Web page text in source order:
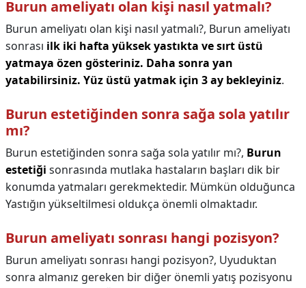
Burun ameliyatı olan kişi nasıl yatmalı?
Burun ameliyatı olan kişi nasıl yatmalı?, Burun ameliyatı
sonrası ilk iki hafta yüksek yastıkta ve sırt üstü
yatmaya özen gösteriniz. Daha sonra yan
yatabilirsiniz. Yüz üstü yatmak için 3 ay bekleyiniz.
Burun estetiğinden sonra sağa sola yatılır
mı?
Burun estetiğinden sonra sağa sola yatılır mı?, Burun
estetiği sonrasında mutlaka hastaların başları dik bir
konumda yatmaları gerekmektedir. Mümkün olduğunca
Yastığın yükseltilmesi oldukça önemli olmaktadır.
Burun ameliyatı sonrası hangi pozisyon?
Burun ameliyatı sonrası hangi pozisyon?, Uyuduktan
sonra almanız gereken bir diğer önemli yatış pozisyonu